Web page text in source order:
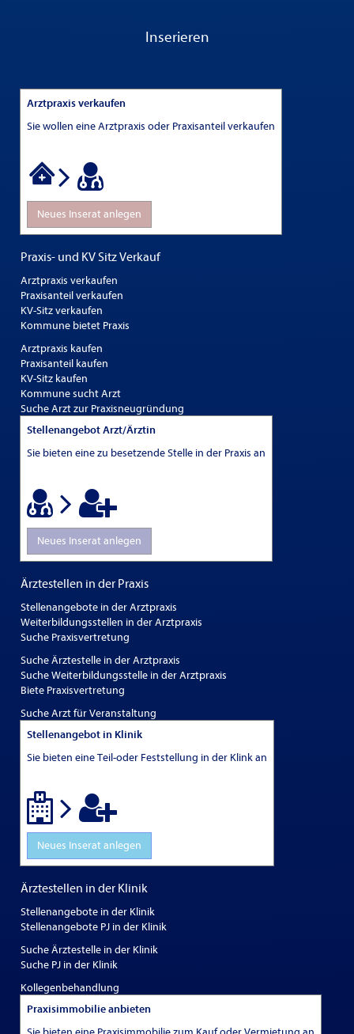
Inserieren
Arztpraxis verkaufen
Sie wollen eine Arztpraxis oder Praxisanteil verkaufen
Neues Inserat anlegen
Praxis- und KV Sitz Verkauf
Arztpraxis verkaufen
Praxisanteil verkaufen
KV-Sitz verkaufen
Kommune bietet Praxis
Arztpraxis kaufen
Praxisanteil kaufen
KV-Sitz kaufen
Kommune sucht Arzt
Suche Arzt zur Praxisneugründung
Stellenangebot Arzt/Ärztin
Sie bieten eine zu besetzende Stelle in der Praxis an
Neues Inserat anlegen
Ärztestellen in der Praxis
Stellenangebote in der Arztpraxis
Weiterbildungsstellen in der Arztpraxis
Suche Praxisvertretung
Suche Ärztestelle in der Arztpraxis
Suche Weiterbildungsstelle in der Arztpraxis
Biete Praxisvertretung
Suche Arzt für Veranstaltung
Stellenangebot in Klinik
Sie bieten eine Teil-oder Feststellung in der Klink an
Neues Inserat anlegen
Ärztestellen in der Klinik
Stellenangebote in der Klinik
Stellenangebote PJ in der Klinik
Suche Ärztestelle in der Klinik
Suche PJ in der Klinik
Kollegenbehandlung
Praxisimmobilie anbieten